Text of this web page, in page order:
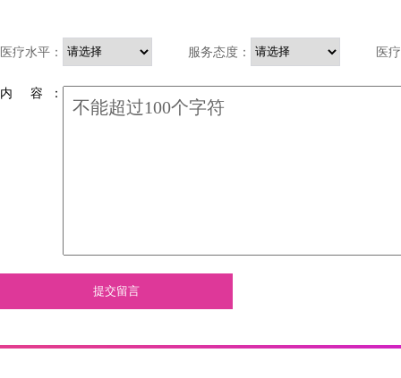
医疗水平： 服务态度： 医
内 容 ：
提交留言